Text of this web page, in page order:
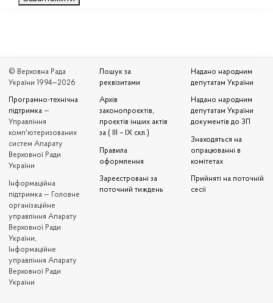
© Верховна Рада
України 1994—2026
Програмно-технічна
підтримка —
Управління
комп'ютеризованих
систем Апарату
Верховної Ради
України
Iнформаційна
підтримка — Головне
організаційне
управління Апарату
Верховної Ради
України,
Інформаційне
управління Апарату
Верховної Ради
України
Пошук за
реквізитами
Архів
законопроєктів,
проєктів інших актів
за ( III – IX скл.)
Правила
оформлення
Зареєстровані за
поточний тиждень
Надано народним
депутатам України
Надано народним
депутатам України
документів до ЗП
Знаходяться на
опрацюванні в
комітетах
Прийняті на поточній
сесії